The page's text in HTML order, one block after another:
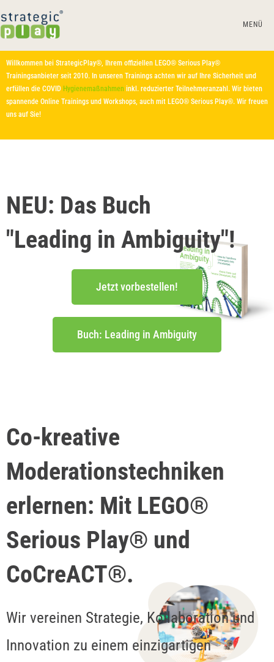
MENÜ
Willkommen bei StrategicPlay®, Ihrem offiziellen LEGO® Serious Play®
Trainingsanbieter seit 2010. In unseren Trainings achten wir auf Ihre Sicherheit und
erfüllen die COVID Hygienemaßnahmen inkl. reduzierter Teilnehmeranzahl. Wir bieten
spannende Online Trainings und Workshops, auch mit LEGO® Serious Play®. Wir freuen
uns auf Sie!
NEU: Das Buch
"Leading in Ambiguity"!
Jetzt vorbestellen!
Buch: Leading in Ambiguity
Co-kreative
Moderationstechniken
erlernen: Mit LEGO®
Serious Play® und
CoCreACT®.
Wir vereinen Strategie, Kollaboration und
Innovation zu einem einzigartigen